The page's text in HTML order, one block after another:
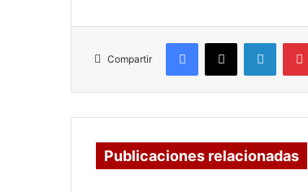
Compartir
Facebook
X
Publicaciones relacionadas